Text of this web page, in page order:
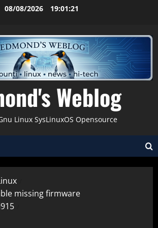
08/08/2026 19:01:21
Weblog
Linux SysLinuxOS Opensource
missing firmware